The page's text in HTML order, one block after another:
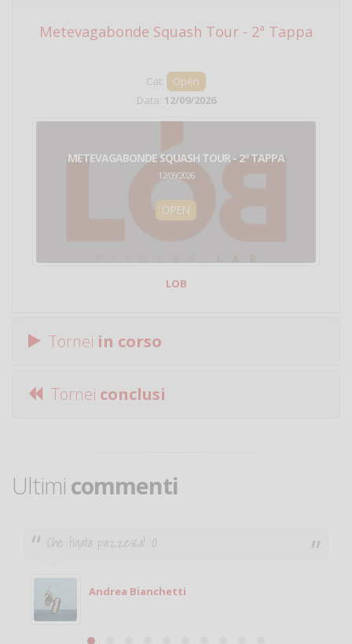
Metevagabonde Squash Tour - 2ª Tappa
Cat:
Open
Data: 12/09/2026
METEVAGABONDE SQUASH TOUR - 2ª TAPPA
12/09/2026
OPEN
LOB
Tornei in corso
Tornei conclusi
Ultimi commenti
Che figata pazzesca! :O
Andrea Bianchetti